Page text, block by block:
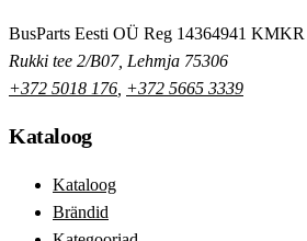
BusParts Eesti OÜ Reg 14364941 KMKR
Rukki tee 2/B07, Lehmja 75306
+372 5018 176 +372 5665 3339
Kataloog
Kataloog
Brändid